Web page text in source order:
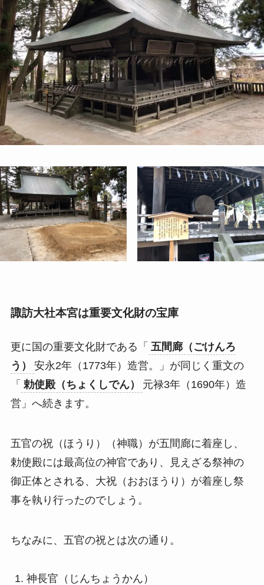
諏訪大社本宮は重要文化財の宝庫
更に国の重要文化財である「 五間廊（ごけんろ
う）
安永2年（1773年）造営。」が同じく重文の
「 勅使殿（ちょくしでん）
元禄3年（1690年）造
営」へ続きます。
五官の祝（ほうり）（神職）が五間廊に着座し、
勅使殿には最高位の神官であり、見えざる祭神の
御正体とされる、大祝（おおほうり）が着座し祭
事を執り行ったのでしょう。
ちなみに、五官の祝とは次の通り。
神長官（じんちょうかん）